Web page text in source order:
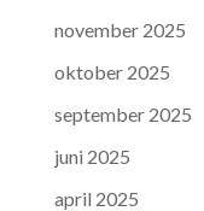
november 2025
oktober 2025
september 2025
juni 2025
april 2025